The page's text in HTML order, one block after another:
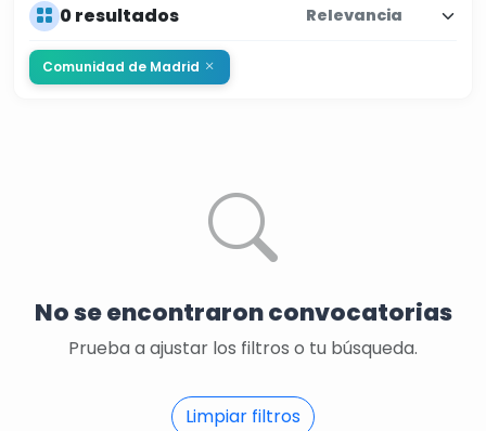
0 resultados
Comunidad de Madrid
No se encontraron convocatorias
Prueba a ajustar los filtros o tu búsqueda.
Limpiar filtros